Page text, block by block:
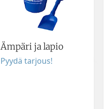
Ämpäri ja lapio
Pyydä tarjous!